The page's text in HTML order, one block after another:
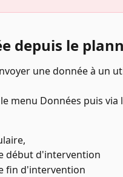
depuis le
une donnée à un
menu Données puis via
début d'intervention
fin d'intervention